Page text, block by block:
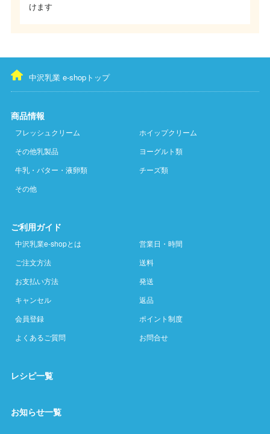
けます
中沢乳業 e-shopトップ
商品情報
フレッシュクリーム
ホイップクリーム
その他乳製品
ヨーグルト類
牛乳・バター・液卵類
チーズ類
その他
ご利用ガイド
中沢乳業e-shopとは
営業日・時間
ご注文方法
送料
お支払い方法
発送
キャンセル
返品
会員登録
ポイント制度
よくあるご質問
お問合せ
レシピ一覧
お知らせ一覧